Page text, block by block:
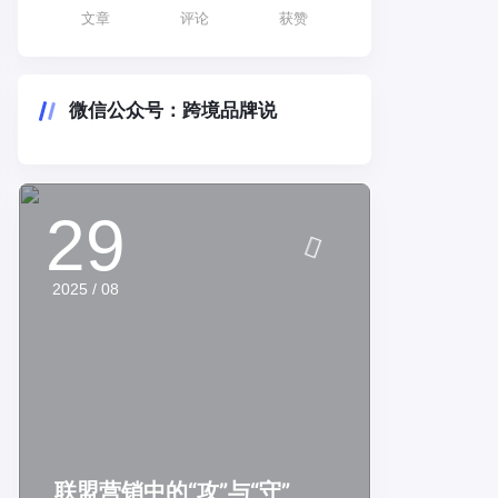
文章 评论 获赞
微信公众号：跨境品牌说
联盟营销中的“攻”与“守”
29
2025 / 08